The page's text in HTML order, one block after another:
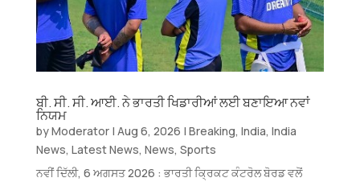
ਬੀ. ਸੀ. ਸੀ. ਆਈ. ਨੇ ਭਾਰਤੀ ਖਿਡਾਰੀਆਂ ਲਈ ਬਣਾਇਆ ਨਵਾਂ
ਨਿਯਮ
byModerator| Aug 6, 2026 | Breaking, India, India
News, Latest News, News, Sports
ਨਵੀਂ ਦਿੱਲੀ, 6 ਅਗਸਤ 2026 : ਭਾਰਤੀ ਕ੍ਰਿਕਟ ਕੰਟਰੋਲ ਬੋਰਡ ਵਲੋਂ